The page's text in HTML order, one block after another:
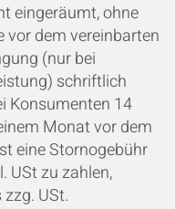
eingeräumt, ohne
vor dem vereinbarten
(nur bei
schriftlich
Konsumenten 14
Monat vor dem
eine Stornogebühr
USt zu zahlen,
USt.